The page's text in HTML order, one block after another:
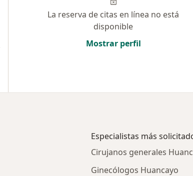
La reserva de citas en línea no está
disponible
Mostrar perfil
Especialistas más
Cirujanos generales
Ginecólogos Huancayo